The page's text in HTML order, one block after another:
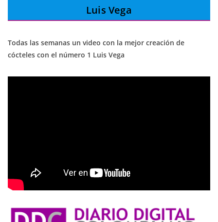
Luis Vega
Todas las semanas un video con la mejor creación de
cócteles con el número 1 Luis Vega